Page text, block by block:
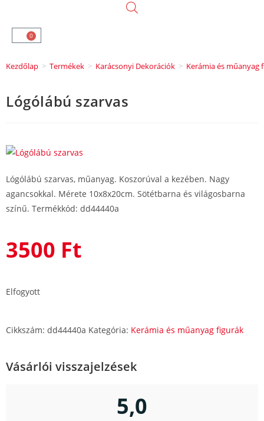
0
Kezdőlap > Termékek > Karácsonyi Dekorációk > Kerámia és műanyag
Lógólábú szarvas
Lógólábú szarvas, műanyag. Koszorúval a kezében. Nagy
agancsokkal. Mérete 10x8x20cm. Sötétbarna és világosbarna
színű. Termékkód: dd44440a
3500 Ft
Elfogyott
Cikkszám: dd44440a Kategória: Kerámia és műanyag figurák
Vásárlói visszajelzések
5,0